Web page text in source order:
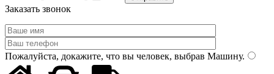
Заказать звонок
Пожалуйста, докажите, что вы человек, выбрав Машину.